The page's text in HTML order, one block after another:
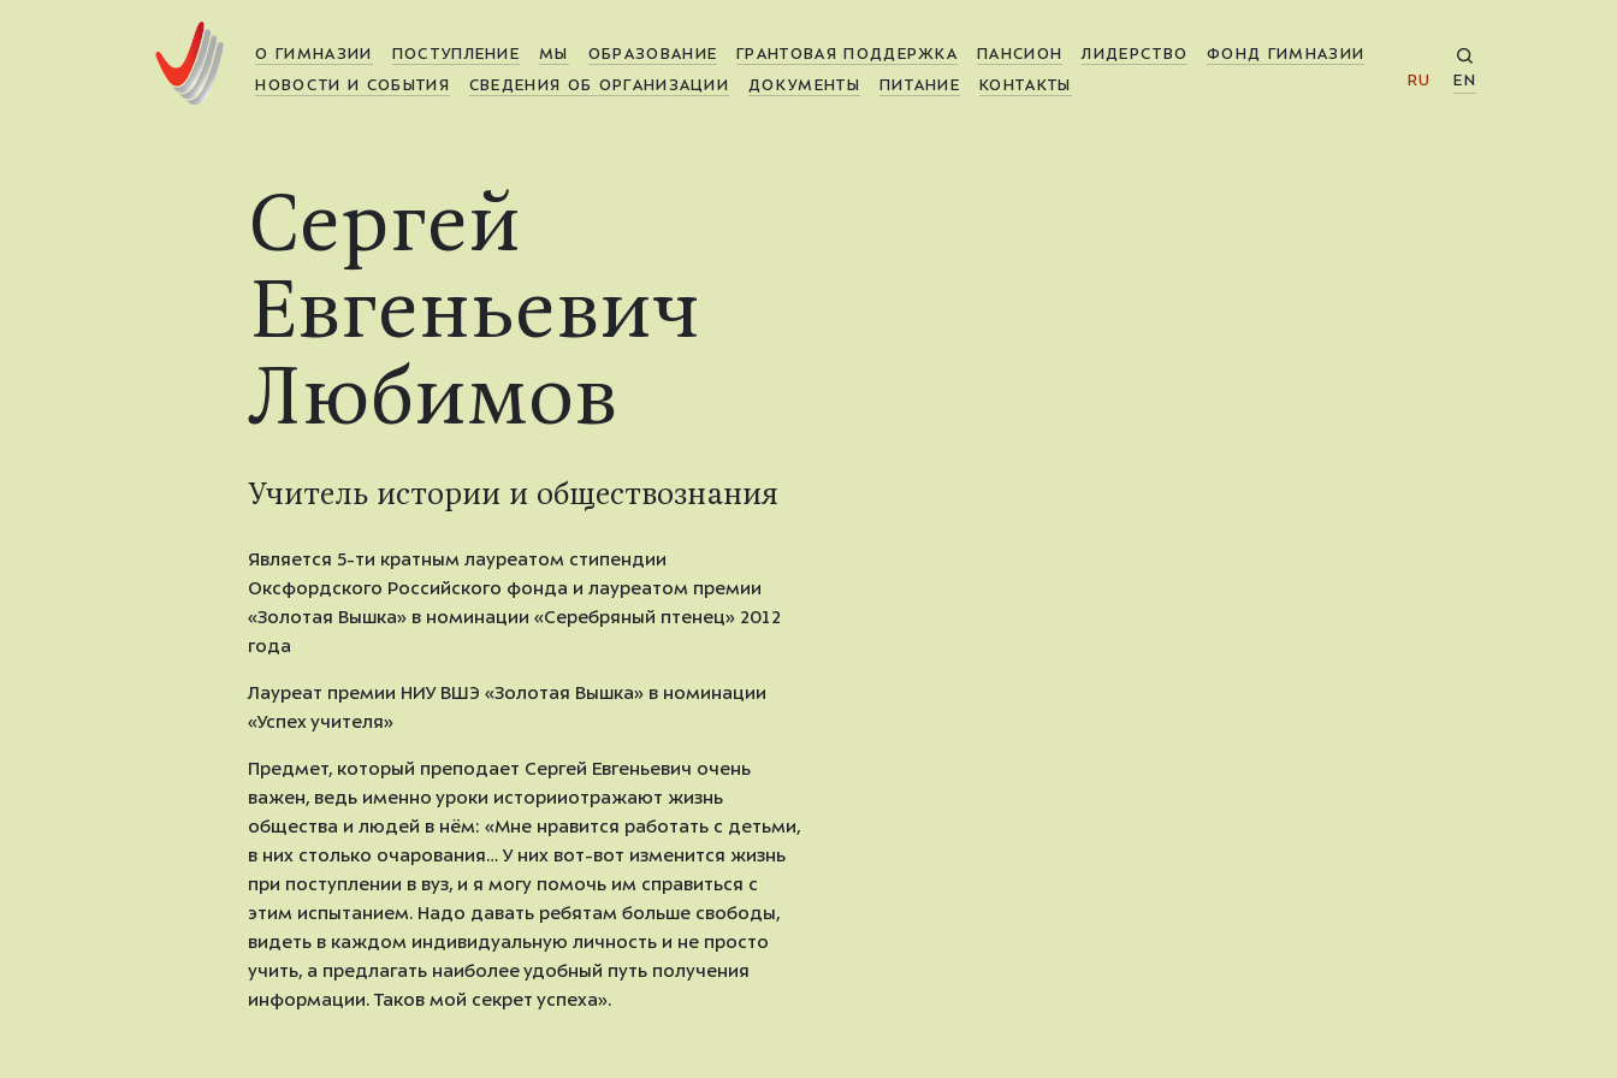
О ГИМНАЗИИ ПОСТУПЛЕНИЕ МЫ ОБРАЗОВАНИЕ ГРАНТОВАЯ ПОДДЕРЖКА ПАНСИОН ЛИДЕРСТВО
ФОНД ГИМНАЗИИ
НОВОСТИ И СОБЫТИЯ
СВЕДЕНИЯ ОБ ОРГАНИЗАЦИИ ДОКУМЕНТЫ ПИТАНИЕ КОНТАКТЫ RU EN
Сергей
Евгеньевич
Любимов
Учитель истории и обществознания
Является 5-ти кратным лауреатом стипендии
Оксфордского Российского фонда и лауреатом премии
«Золотая Вышка» в номинации «Серебряный птенец» 2012
года
Лауреат премии НИУ ВШЭ «Золотая Вышка» в номинации
«Успех учителя»
Предмет, который преподает Сергей Евгеньевич очень
важен, ведь именно уроки историиотражают жизнь
общества и людей в нём: «Мне нравится работать с детьми,
в них столько очарования… У них вот-вот изменится жизнь
при поступлении в вуз, и я могу помочь им справиться с
этим испытанием. Надо давать ребятам больше свободы,
видеть в каждом индивидуальную личность и не просто
учить, а предлагать наиболее удобный путь получения
информации. Таков мой секрет успеха».